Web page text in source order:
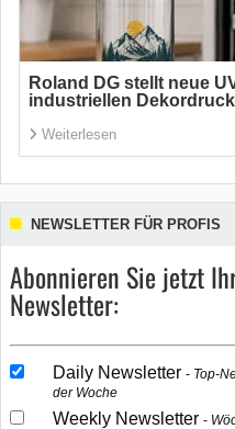
Roland DG stellt neue
industriellen
Weiterlesen
NEWSLETTER FÜR PROFIS
Abonnieren Sie jetzt
Newsletter:
Daily Newsletter
Top-
der Woche
Weekly Newsletter